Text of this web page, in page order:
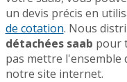
un devis précis en
de cotation. Nous
détachées saab pour
pas mettre l'ensemble
notre site internet.